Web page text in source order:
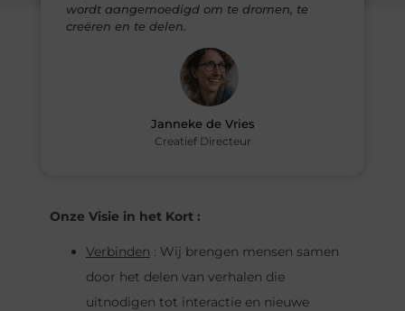
Onze Visie in het Kort :
Verbinden : Wij brengen mensen samen
door het delen van verhalen die
uitnodigen tot interactie en nieuwe
wordt aangemoedigd om te dromen, te
creëren en te delen.
Janneke de Vries
Creatief Directeur